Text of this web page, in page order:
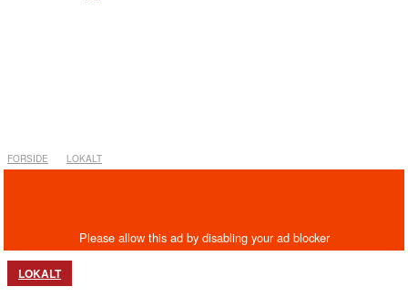
FORSIDE LOKALT
LOKALT